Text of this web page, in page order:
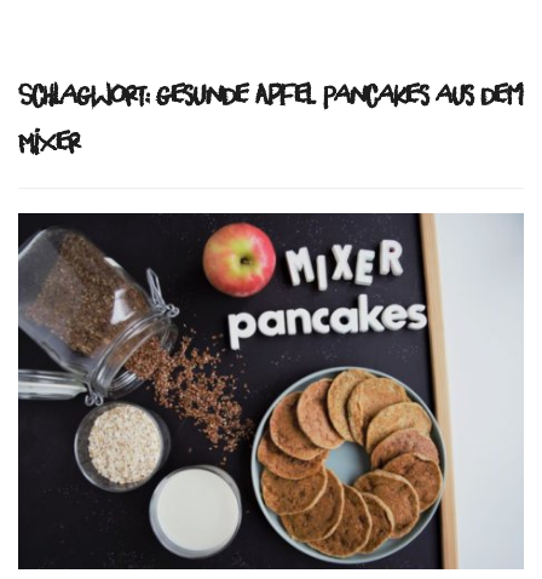
Schlagwort:gesunde Apfel Pancakes aus dem
Mixer